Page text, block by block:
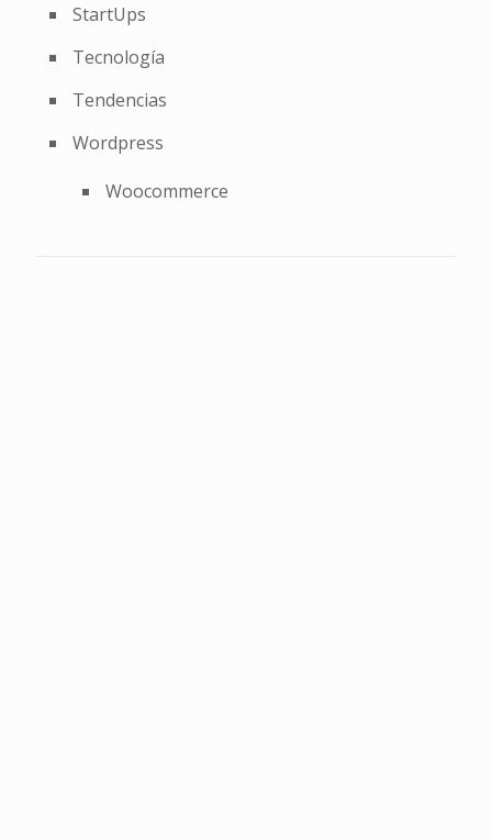
StartUps
Tecnología
Tendencias
Wordpress
Woocommerce